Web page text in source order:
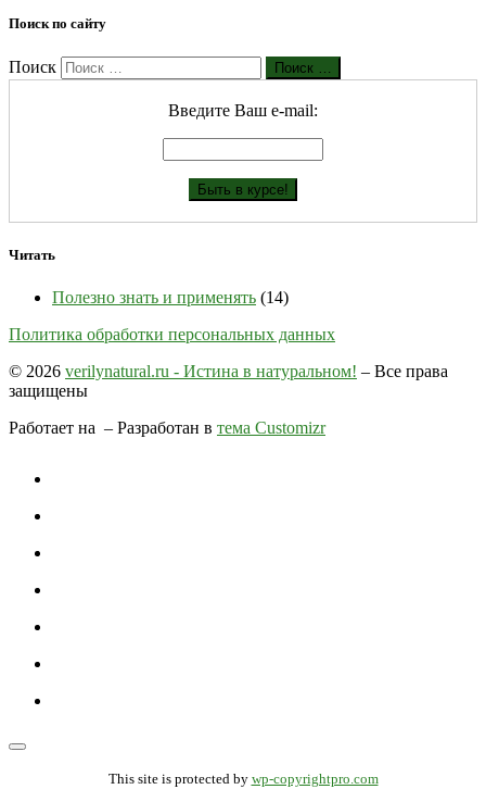
Поиск по сайту
Поиск Поиск …
Введите Ваш е-mail:
Читать
Полезно знать и применять (14)
Политика обработки персональных данных
© 2026 verilynatural.ru - Истина в натуральном! – Все права
защищены
Работает на – Разработан в тема Customizr
This site is protected by wp-copyrightpro.com